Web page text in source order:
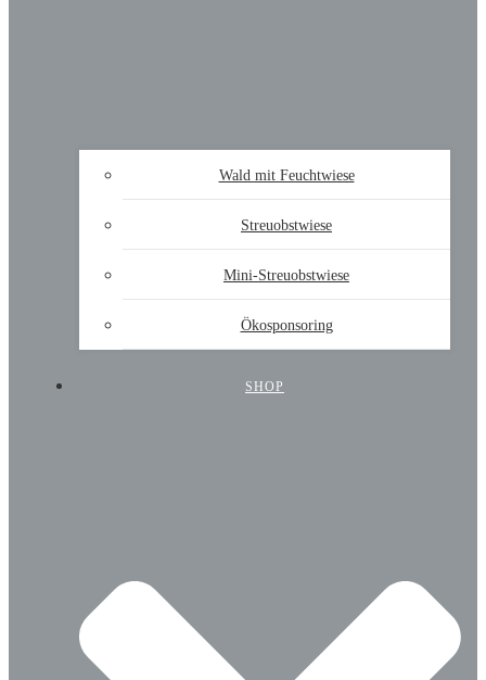
Wald mit Feuchtwiese
Streuobstwiese
Mini-Streuobstwiese
Ökosponsoring
SHOP